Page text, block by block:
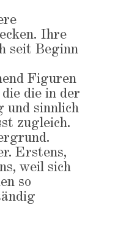
Ihre
seit Beginn
Figuren
die in der
und sinnlich
zugleich.
Erstens,
weil sich
so